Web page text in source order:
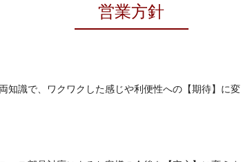
営業方針
知識で、ワクワクした感じや利便性への【期待】に変